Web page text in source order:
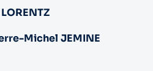
Michel JEMINE